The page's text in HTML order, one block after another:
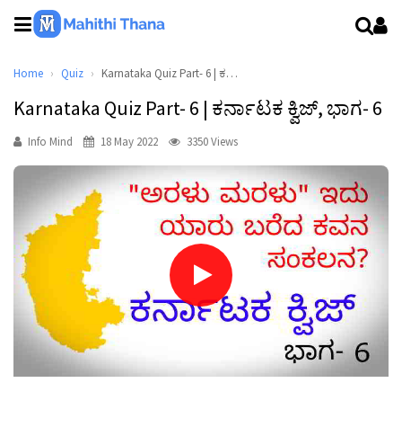
Home Quiz Karnataka Quiz Part- 6 | ಕರ್ನಾಟಕ ಕ್ವಿಜ್, ಭಾಗ- 6
Karnataka Quiz Part- 6 | ಕರ್ನಾಟಕ ಕ್ವಿಜ್, ಭಾಗ- 6
Info Mind 18 May 2022 3350 Views